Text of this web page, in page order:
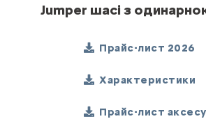
Jumper шасі з
Прайс-лист 2026
Характеристики
Прайс-лист